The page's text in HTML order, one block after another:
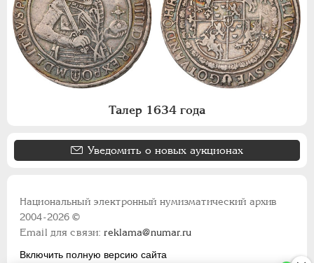
Талер 1634 года
Уведомить о новых аукционах
Национальный электронный нумизматический архив
2004-2026 ©
Email для связи:reklama@numar.ru
Включить полную версию сайта